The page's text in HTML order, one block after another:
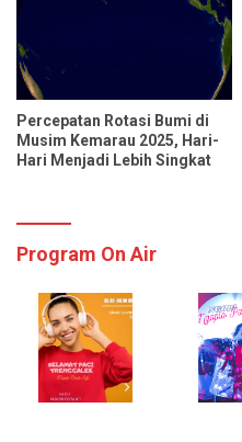
Percepatan Rotasi Bumi di
Musim Kemarau 2025, Hari-
Hari Menjadi Lebih Singkat
Program On Air